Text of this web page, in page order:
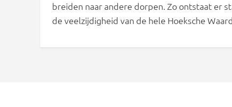
breiden naar andere dorpen. Zo ontstaat er
de veelzijdigheid van de hele Hoeksche